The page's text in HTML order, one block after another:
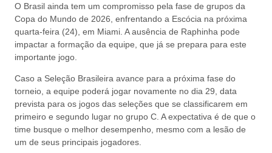
O Brasil ainda tem um compromisso pela fase de grupos da
Copa do Mundo de 2026, enfrentando a Escócia na próxima
quarta-feira (24), em Miami. A ausência de Raphinha pode
impactar a formação da equipe, que já se prepara para este
importante jogo.
Caso a Seleção Brasileira avance para a próxima fase do
torneio, a equipe poderá jogar novamente no dia 29, data
prevista para os jogos das seleções que se classificarem em
primeiro e segundo lugar no grupo C. A expectativa é de que o
time busque o melhor desempenho, mesmo com a lesão de
um de seus principais jogadores.